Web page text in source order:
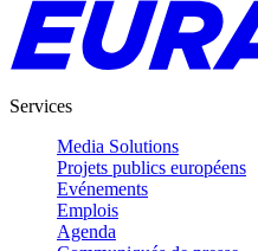
Services
Media Solutions
Projets publics européens
Evénements
Emplois
Agenda